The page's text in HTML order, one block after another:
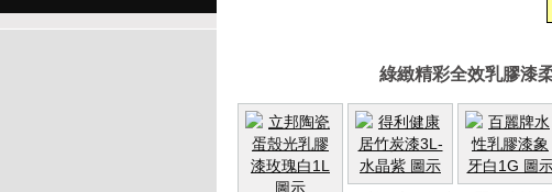
綠緻精彩全效乳膠漆